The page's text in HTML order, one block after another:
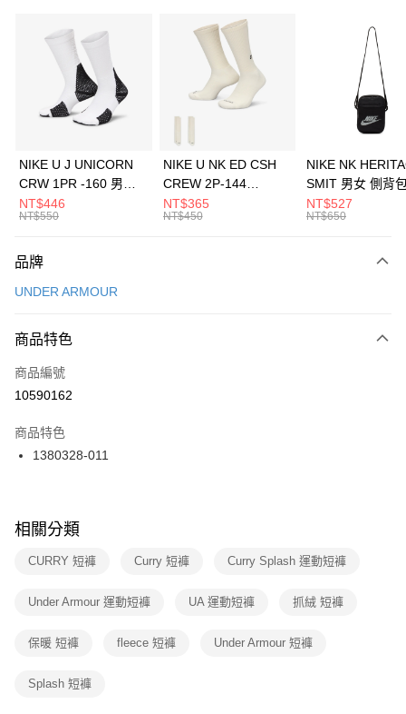
3 期 0 利率 每期 21家銀行
合作金庫商業銀行
第一商業銀行
華南商業銀行
彰化商業銀行
上海商業儲蓄銀行
元大商業銀行
台灣樂天信用卡公司
Apple Pay
全盈+PAY
AFTEE先享後付
【關於「AFTEE先享後付」】
便利好安心！
３．安心：先確認商品／服務後，再付款。
【「AFTEE先享後付」結帳流程】
１．於結帳方式選擇「AFTEE先享後付」後，將跳轉至「AFTEE先享後付」
２．訂單成立數日內，您將收到繳費通知簡訊。
３．收到繳費通知簡訊後14天內，點擊此簡訊中的連結，可透過四大超商／
ATM／網路銀行／等多元方式進行付款，方視為交易完成。
※ 交易是否成功請以「AFTEE先享後付 」之結帳頁面顯示為準，若有關於
是否繳費成功／繳費後需取消欲退款等相關疑問，請聯繫「AFTEE先享後付
客戶支援中心」
https://netprotections.freshdesk.com/support/home
１．透過由恩沛科技股份有限公司提供之「AFTEE先享後付」服務完成之交
權轉讓予恩沛科技股份有限公司。
３．未成年的使用者請事先徵得法定代理人或監護人之同意方可使用
運送方式
每筆NT$100，滿NT$1,500(含以上)免運費
宅配
每筆NT$100，滿NT$1,500(含以上)免運費
付款後門市自取
每筆NT$100，滿NT$1,500(含以上)免運費
NIKE U J UNICORN
CRW 1PR -160 男女
中統襪 FZ3393100
NT$446
NT$550
NIKE U NK ED CSH
CREW 2P-144
EMBRDY 男女 短統襪
FZ3073133
NT$365
NT$450
NIKE NK
SMIT 男女 側背
BA5871010
NT$527
NT$650
品牌
UNDER ARMOUR
商品特色
商品編號
10590162
商品特色
1380328-011
相關分類
CURRY 短褲 Curry 短褲 Curry Splash 運動短褲
Under Armour 運動短褲 UA 運動短褲 抓絨 短褲
保暖 短褲 fleece 短褲 Under Armour 短褲
Splash 短褲